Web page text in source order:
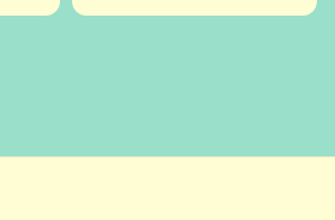
price
price